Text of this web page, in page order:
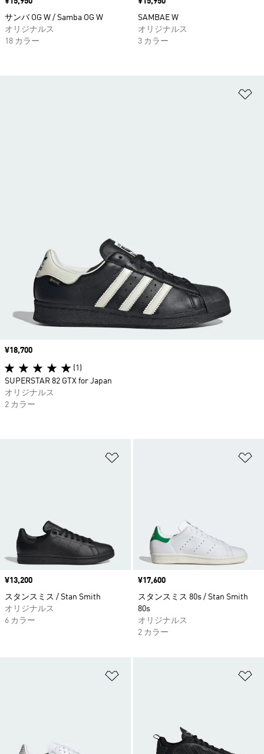
サンバ OG W / Samba OG W
オリジナルス
18 カラー
SAMBAE W
オリジナルス
3 カラー
価格
¥13,200
スタンスミス / Stan Smith
オリジナルス
6 カラー
価格
¥17,600
スタンスミス 80s / Stan Smith
80s
オリジナルス
2 カラー
価格
¥18,700
(1)
SUPERSTAR 82 GTX for Japan
オリジナルス
2 カラー